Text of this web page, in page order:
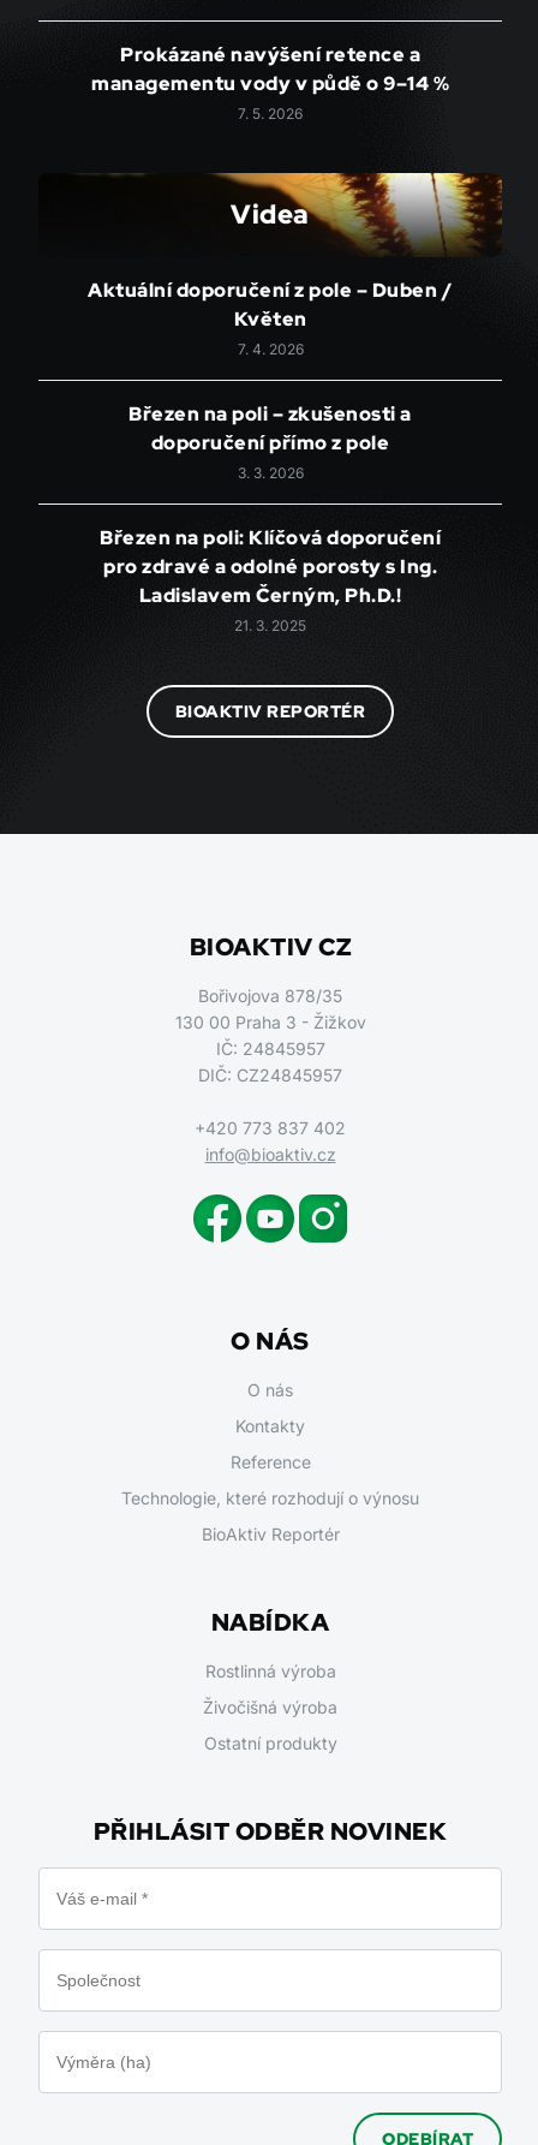
Prokázané navýšení retence a
managementu vody v půdě o 9–14 %
7. 5. 2026
Videa
Aktuální doporučení z pole – Duben /
Květen
7. 4. 2026
Březen na poli – zkušenosti a
doporučení přímo z pole
3. 3. 2026
Březen na poli: Klíčová doporučení
pro zdravé a odolné porosty s Ing.
Ladislavem Černým, Ph.D.!
21. 3. 2025
BIOAKTIV REPORTÉR
BIOAKTIV CZ
Bořivojova 878/35
130 00 Praha 3 - Žižkov
IČ: 24845957
DIČ: CZ24845957
+420 773 837 402
info@bioaktiv.cz
O NÁS
O nás
Kontakty
Reference
Technologie, které rozhodují o výnosu
BioAktiv Reportér
NABÍDKA
Rostlinná výroba
Živočišná výroba
Ostatní produkty
PŘIHLÁSIT ODBĚR NOVINEK
ODEBÍRAT